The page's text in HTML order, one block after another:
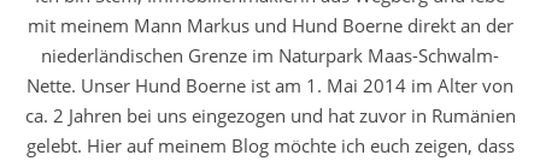
mit meinem Mann Markus und Hund Boerne direkt an der
niederländischen Grenze im Naturpark Maas-Schwalm-
Nette. Unser Hund Boerne ist am 1. Mai 2014 im Alter von
ca. 2 Jahren bei uns eingezogen und hat zuvor in Rumänien
gelebt. Hier auf meinem Blog möchte ich euch zeigen, dass